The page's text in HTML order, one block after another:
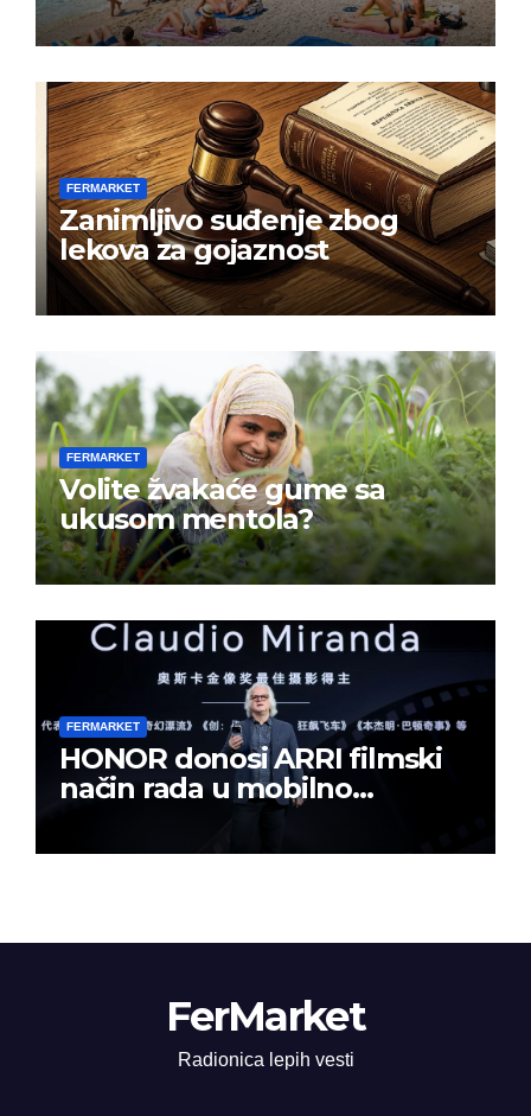
FERMARKET
Zanimljivo suđenje zbog
lekova za gojaznost
FERMARKET
Volite žvakaće gume sa
ukusom mentola?
FERMARKET
HONOR donosi ARRI filmski
način rada u mobilno
kreiranje sadržaja
FerMarket
Radionica lepih vesti